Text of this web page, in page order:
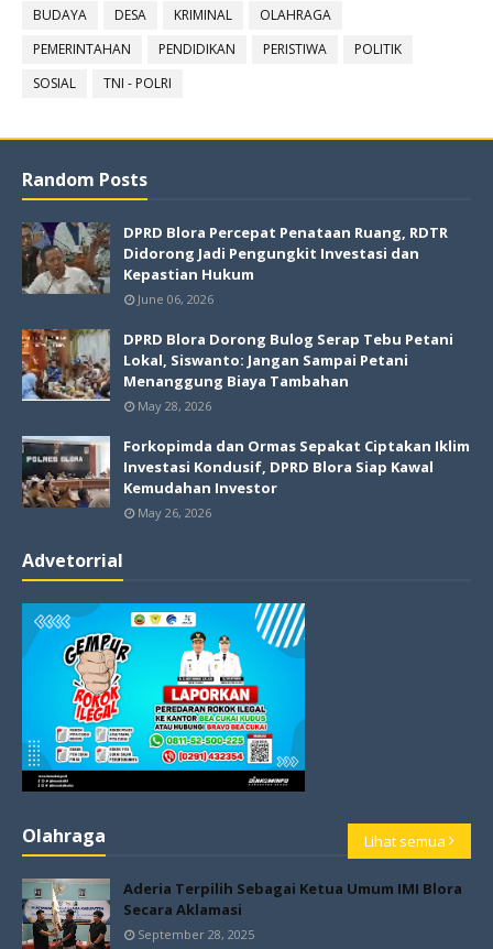
BUDAYA DESA KRIMINAL
OLAHRAGA
PEMERINTAHAN
PENDIDIKAN PERISTIWA
POLITIK
SOSIAL
TNI - POLRI
Random Posts
DPRD Blora Percepat Penataan Ruang, RDTR
Didorong Jadi Pengungkit Investasi dan
Kepastian Hukum
June 06, 2026
DPRD Blora Dorong Bulog Serap Tebu Petani
Lokal, Siswanto: Jangan Sampai Petani
Menanggung Biaya Tambahan
May 28, 2026
Forkopimda dan Ormas Sepakat Ciptakan Iklim
Investasi Kondusif, DPRD Blora Siap Kawal
Kemudahan Investor
May 26, 2026
Advetorrial
Olahraga Lihat semua
Aderia Terpilih Sebagai Ketua Umum IMI Blora
Secara Aklamasi
September 28, 2025